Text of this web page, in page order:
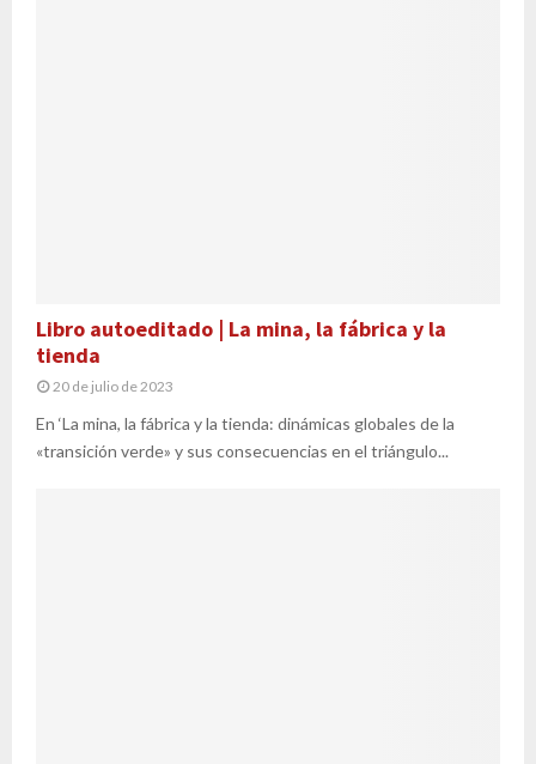
Libro autoeditado | La mina, la fábrica y la
tienda
20 de julio de 2023
En ‘La mina, la fábrica y la tienda: dinámicas globales de la
«transición verde» y sus consecuencias en el triángulo...